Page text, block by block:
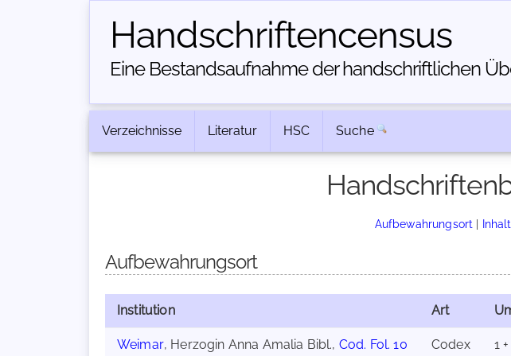
Handschriften­census
Eine Bestandsaufnahme der handschriftlichen
Verzeichnisse Literatur HSC Suche
Aufbewahrungsort | Inhalt
Aufbewahrungsort
Institution Art
Weimar, Herzogin Anna Amalia Bibl., Cod. Fol. 10 Codex 1